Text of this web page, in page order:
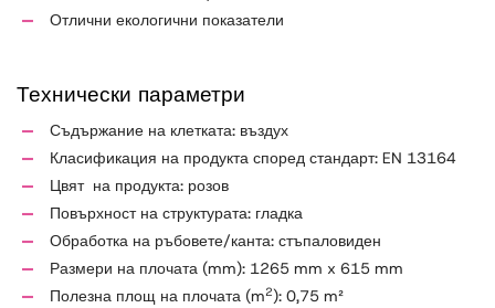
Отлични екологични показатели
Технически параметри
Съдържание на клетката: въздух
Класификация на продукта според стандарт: EN 13164
Цвят на продукта: розов
Повърхност на структурата: гладка
Обработка на ръбовете/канта: стъпаловиден
Размери на плочата (mm): 1265 mm x 615 mm
Полезна площ на плочата (m2): 0,75 m²